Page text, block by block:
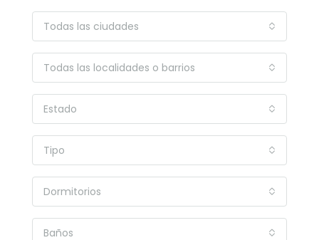
Todas las ciudades
Todas las localidades o barrios
Estado
Tipo
Dormitorios
Baños